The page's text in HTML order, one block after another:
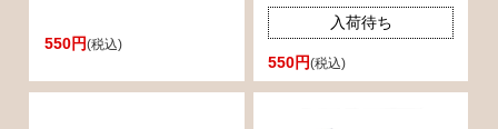
550円(税込)
入荷待ち
550円(税込)